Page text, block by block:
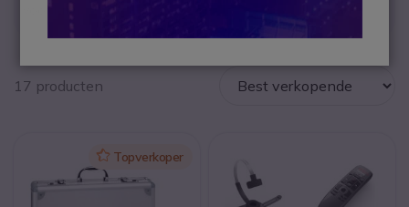
17 producten
IconTopverkoper